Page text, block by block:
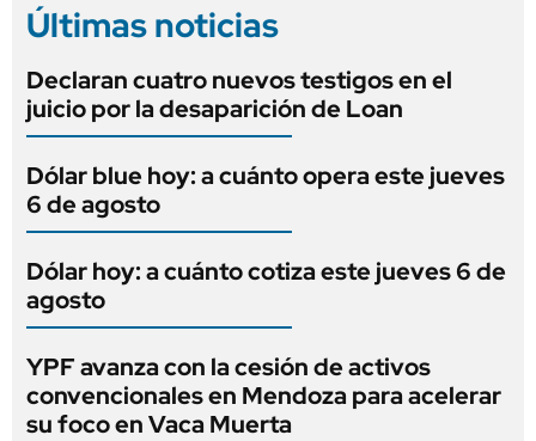
Últimas noticias
Declaran cuatro nuevos testigos en el
juicio por la desaparición de Loan
Dólar blue hoy: a cuánto opera este jueves
6 de agosto
Dólar hoy: a cuánto cotiza este jueves 6 de
agosto
YPF avanza con la cesión de activos
convencionales en Mendoza para acelerar
su foco en Vaca Muerta